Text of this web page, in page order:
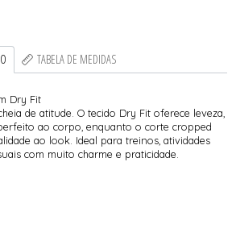
TABELA DE MEDIDAS
Dry Fit
de atitude. O tecido Dry Fit oferece leveza,
ao corpo, enquanto o corte cropped
ao look. Ideal para treinos, atividades
com muito charme e praticidade.